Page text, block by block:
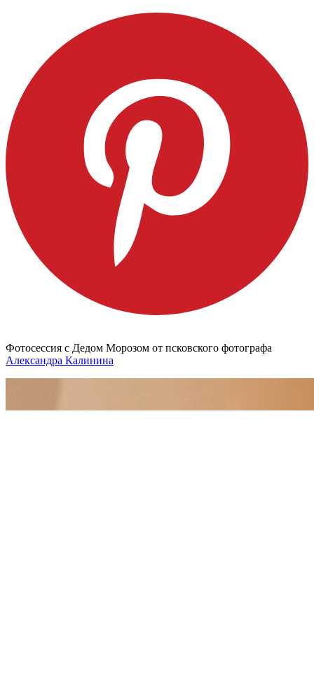
Фотосессия с Дедом Морозом от псковского фотографа
Александра Калинина